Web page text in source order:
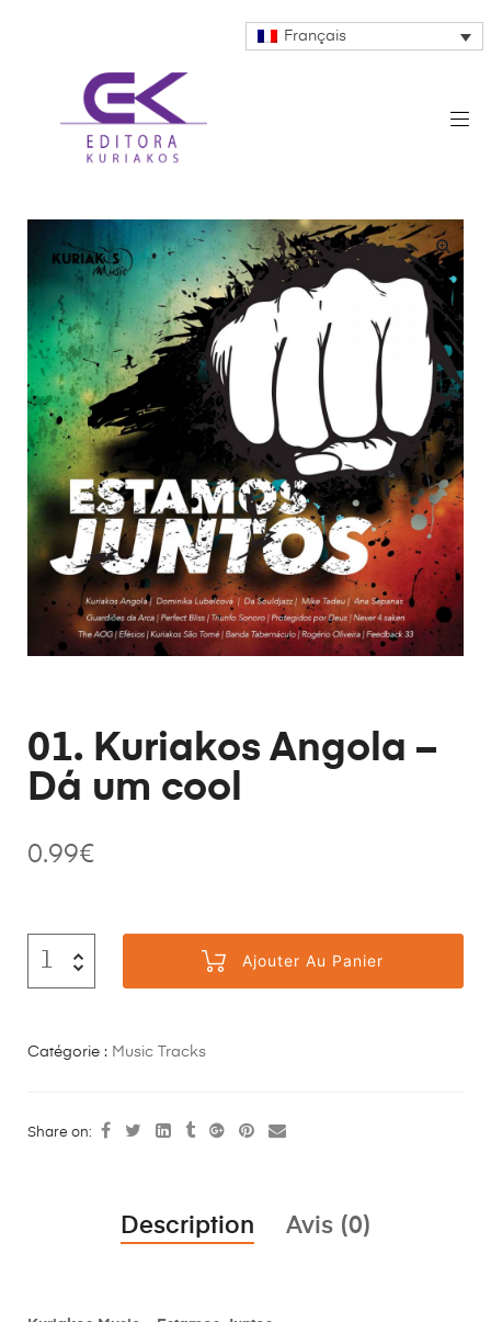
Français
01. Kuriakos Angola –
Dá um cool
0.99€
Ajouter Au Panier
Catégorie : Music Tracks
Share on:
Description Avis (0)